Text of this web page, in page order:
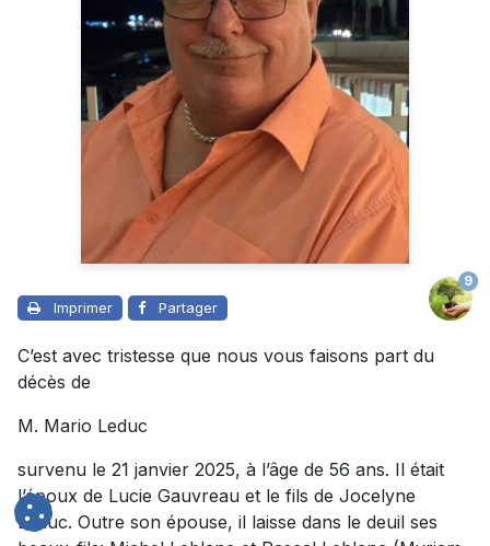
Imprimer Partager
9
C’est avec tristesse que nous vous faisons part du
décès de
M. Mario Leduc
survenu le 21 janvier 2025, à l’âge de 56 ans. Il était
l’époux de Lucie Gauvreau et le fils de Jocelyne
Leduc. Outre son épouse, il laisse dans le deuil ses